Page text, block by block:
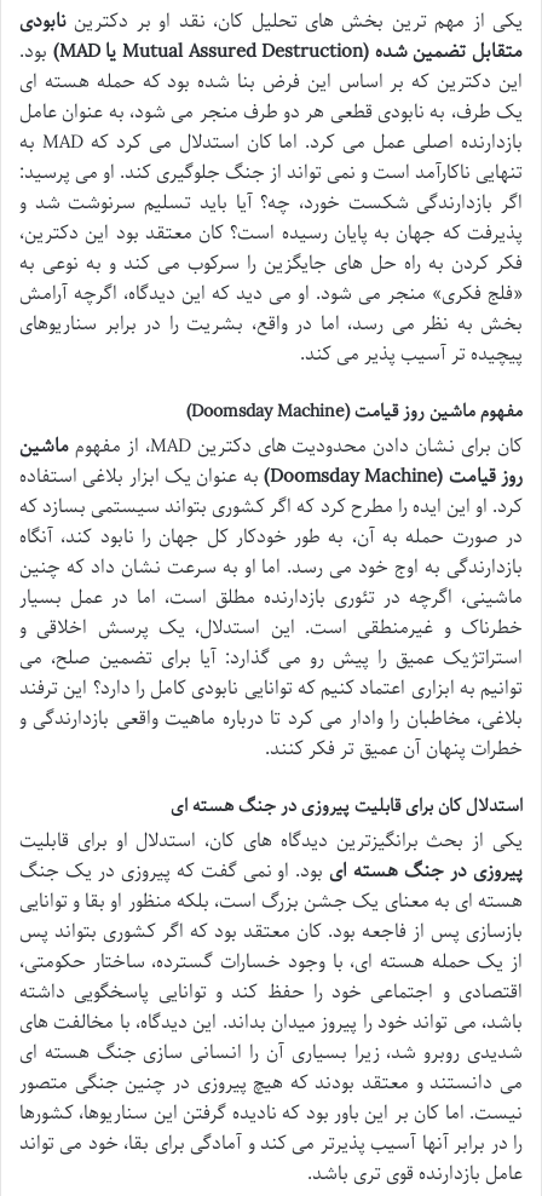
یکی از مهم ترین بخش های تحلیل کان، نقد او بر دکترین نابودی
متقابل تضمین شده (Mutual Assured Destruction یا MAD)
بود.
این دکترین که بر اساس این فرض بنا شده بود که حمله هسته ای
یک طرف، به نابودی قطعی هر دو طرف منجر می شود، به عنوان عامل
بازدارنده اصلی عمل می کرد. اما کان استدلال می کرد که MAD به
تنهایی ناکارآمد است و نمی تواند از جنگ جلوگیری کند. او می پرسید:
اگر بازدارندگی شکست خورد، چه؟ آیا باید تسلیم سرنوشت شد و
پذیرفت که جهان به پایان رسیده است؟ کان معتقد بود این دکترین،
فکر کردن به راه حل های جایگزین را سرکوب می کند و به نوعی به
«فلج فکری» منجر می شود. او می دید که این دیدگاه، اگرچه آرامش
بخش به نظر می رسد، اما در واقع، بشریت را در برابر سناریوهای
پیچیده تر آسیب پذیر می کند.
مفهوم ماشین روز قیامت (Doomsday Machine)
کان برای نشان دادن محدودیت های دکترین MAD، از مفهوم
ماشین
روز قیامت (Doomsday Machine)
به عنوان یک ابزار بلاغی استفاده
کرد. او این ایده را مطرح کرد که اگر کشوری بتواند سیستمی بسازد که
در صورت حمله به آن، به طور خودکار کل جهان را نابود کند، آنگاه
بازدارندگی به اوج خود می رسد. اما او به سرعت نشان داد که چنین
ماشینی، اگرچه در تئوری بازدارنده مطلق است، اما در عمل بسیار
خطرناک و غیرمنطقی است. این استدلال، یک پرسش اخلاقی و
استراتژیک عمیق را پیش رو می گذارد: آیا برای تضمین صلح، می
توانیم به ابزاری اعتماد کنیم که توانایی نابودی کامل را دارد؟ این ترفند
بلاغی، مخاطبان را وادار می کرد تا درباره ماهیت واقعی بازدارندگی و
خطرات پنهان آن عمیق تر فکر کنند.
استدلال کان برای قابلیت پیروزی در جنگ هسته ای
یکی از بحث برانگیزترین دیدگاه های کان، استدلال او برای قابلیت
پیروزی در جنگ هسته ایبود. او نمی گفت که پیروزی در یک جنگ
هسته ای به معنای یک جشن بزرگ است، بلکه منظور او بقا و توانایی
بازسازی پس از فاجعه بود. کان معتقد بود که اگر کشوری بتواند پس
از یک حمله هسته ای، با وجود خسارات گسترده، ساختار حکومتی،
اقتصادی و اجتماعی خود را حفظ کند و توانایی پاسخگویی داشته
باشد، می تواند خود را پیروز میدان بداند. این دیدگاه، با مخالفت های
شدیدی روبرو شد، زیرا بسیاری آن را انسانی سازی جنگ هسته ای
می دانستند و معتقد بودند که هیچ پیروزی در چنین جنگی متصور
نیست. اما کان بر این باور بود که نادیده گرفتن این سناریوها، کشورها
را در برابر آنها آسیب پذیرتر می کند و آمادگی برای بقا، خود می تواند
عامل بازدارنده قوی تری باشد.